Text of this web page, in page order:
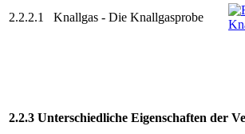
2.2.2.1 Knallgas - Die Knallgasprobe
2.2.3 Unterschiedliche Eigenschaften der